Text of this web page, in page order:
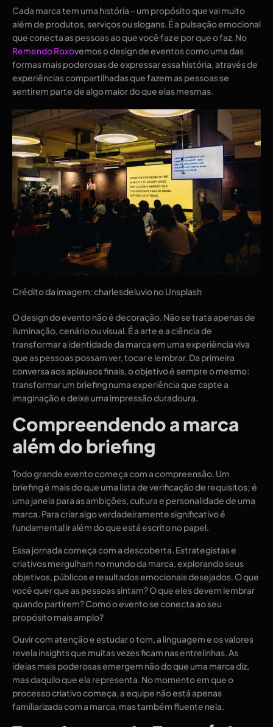
Cada marca tem uma história – um propósito que vai muito
além de produtos, serviços ou slogans. É a pulsação emocional
que conecta as pessoas ao que você faz e por que o faz. No
Remendo Roxovemos o design de eventos como uma das
formas mais poderosas de expressar essa história, através de
experiências compartilhadas que fazem as pessoas se
sentirem parte de algo maior do que elas mesmas.
Crédito da imagem: charlesdeluvio no Unsplash
O design do evento não é decoração. Não se trata apenas de
iluminação, cenário ou visual. É a arte e a ciência de
transformar a identidade da marca em uma experiência viva
que as pessoas possam ver, tocar e lembrar. Da primeira
conversa aos aplausos finais, o objetivo é sempre o mesmo:
transformar um briefing numa experiência que capte a
imaginação e deixe uma impressão duradoura.
Compreendendo a marca
além do briefing
Todo grande evento começa com a compreensão. Um
briefing é mais do que uma lista de verificação de requisitos; é
uma janela para as ambições, cultura e personalidade de uma
marca. Para criar algo verdadeiramente significativo é
fundamental ir além do que está escrito no papel.
Essa jornada começa com a descoberta. Estrategistas e
criativos mergulham no mundo da marca, explorando seus
objetivos, públicos e resultados emocionais desejados. O que
você quer que as pessoas sintam? O que eles devem lembrar
quando partirem? Como o evento se conecta ao seu
propósito mais amplo?
Ouvir com atenção e estudar o tom, a linguagem e os valores
revela insights que muitas vezes ficam nas entrelinhas. As
ideias mais poderosas emergem não do que uma marca diz,
mas daquilo que ela representa. No momento em que o
processo criativo começa, a equipe não está apenas
familiarizada com a marca, mas também fluente nela.